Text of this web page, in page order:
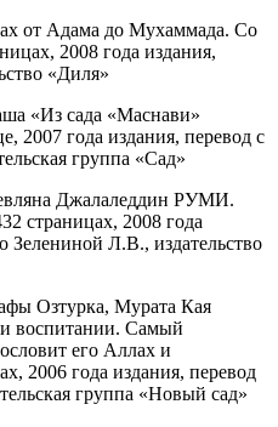
от Адама до Мухаммада. Со
2008 года издания,
«Диля»
«Из сада «Маснави»
2007 года издания, перевод с
группа «Сад»
Джалаледдин РУМИ.
страницах, 2008 года
Зелениной Л.В., издательство
Озтурка, Мурата Кая
воспитании. Самый
его Аллах и
2006 года издания, перевод
группа «Новый сад»